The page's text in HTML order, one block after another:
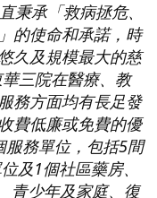
秉承「救病拯危、
的使命和承諾，時
久及規模最大的慈
三院在醫療、教
務方面均有長足發
費低廉或免費的優
服務單位，包括5間
及1個社區藥房、
青少年及家庭、復